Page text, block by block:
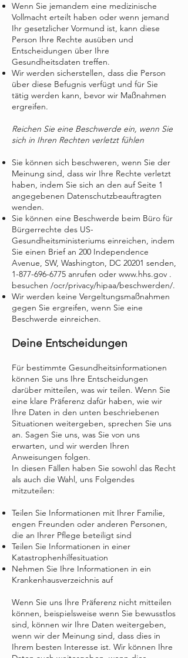
Wenn Sie jemandem eine medizinische
Vollmacht erteilt haben oder wenn jemand
Ihr gesetzlicher Vormund ist, kann diese
Person Ihre Rechte ausüben und
Entscheidungen über Ihre
Gesundheitsdaten treffen.
Wir werden sicherstellen, dass die Person
über diese Befugnis verfügt und für Sie
tätig werden kann, bevor wir Maßnahmen
ergreifen.
Reichen Sie eine Beschwerde ein, wenn Sie
sich in Ihren Rechten verletzt fühlen
Sie können sich beschweren, wenn Sie der
Meinung sind, dass wir Ihre Rechte verletzt
haben, indem Sie sich an den auf Seite 1
angegebenen Datenschutzbeauftragten
wenden.
Sie können eine Beschwerde beim Büro für
Bürgerrechte des US-
Gesundheitsministeriums einreichen, indem
Sie einen Brief an 200 Independence
Avenue, SW, Washington, DC 20201 senden,
1-877-696-6775 anrufen oder www.hhs.gov .
besuchen /ocr/privacy/hipaa/beschwerden/.
Wir werden keine Vergeltungsmaßnahmen
gegen Sie ergreifen, wenn Sie eine
Beschwerde einreichen.
Deine Entscheidungen
Für bestimmte Gesundheitsinformationen
können Sie uns Ihre Entscheidungen
darüber mitteilen, was wir teilen. Wenn Sie
eine klare Präferenz dafür haben, wie wir
Ihre Daten in den unten beschriebenen
Situationen weitergeben, sprechen Sie uns
an. Sagen Sie uns, was Sie von uns
erwarten, und wir werden Ihren
Anweisungen folgen.
In diesen Fällen haben Sie sowohl das Recht
als auch die Wahl, uns Folgendes
mitzuteilen:
Teilen Sie Informationen mit Ihrer Familie,
engen Freunden oder anderen Personen,
die an Ihrer Pflege beteiligt sind
Teilen Sie Informationen in einer
Katastrophenhilfesituation
Nehmen Sie Ihre Informationen in ein
Krankenhausverzeichnis auf
Wenn Sie uns Ihre Präferenz nicht mitteilen
können, beispielsweise wenn Sie bewusstlos
sind, können wir Ihre Daten weitergeben,
wenn wir der Meinung sind, dass dies in
Ihrem besten Interesse ist. Wir können Ihre